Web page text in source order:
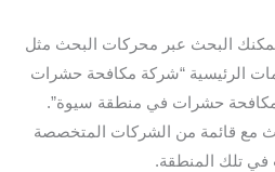
يمكنك البحث عبر محركات البحث مثل
الرئيسية “شركة مكافحة حشرات
حشرات في منطقة سيوة”.
مع قائمة من الشركات المتخصصة
تلك المنطقة.